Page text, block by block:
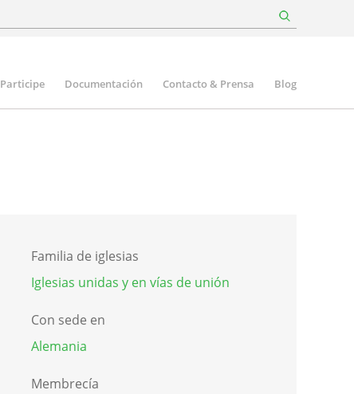
Participe Documentación Contacto & Prensa Blog
Familia de iglesias
Iglesias unidas y en vías de unión
Con sede en
Alemania
Membrecía